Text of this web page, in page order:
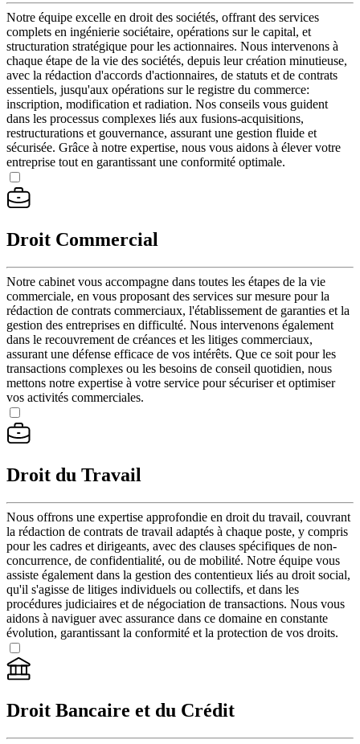
Notre équipe excelle en droit des sociétés, offrant des services
complets en ingénierie sociétaire, opérations sur le capital, et
structuration stratégique pour les actionnaires. Nous intervenons à
chaque étape de la vie des sociétés, depuis leur création minutieuse,
avec la rédaction d'accords d'actionnaires, de statuts et de contrats
essentiels, jusqu'aux opérations sur le registre du commerce:
inscription, modification et radiation. Nos conseils vous guident
dans les processus complexes liés aux fusions-acquisitions,
restructurations et gouvernance, assurant une gestion fluide et
sécurisée. Grâce à notre expertise, nous vous aidons à élever votre
entreprise tout en garantissant une conformité optimale.
Droit Commercial
Notre cabinet vous accompagne dans toutes les étapes de la vie
commerciale, en vous proposant des services sur mesure pour la
rédaction de contrats commerciaux, l'établissement de garanties et la
gestion des entreprises en difficulté. Nous intervenons également
dans le recouvrement de créances et les litiges commerciaux,
assurant une défense efficace de vos intérêts. Que ce soit pour les
transactions complexes ou les besoins de conseil quotidien, nous
mettons notre expertise à votre service pour sécuriser et optimiser
vos activités commerciales.
Droit du Travail
Nous offrons une expertise approfondie en droit du travail, couvrant
la rédaction de contrats de travail adaptés à chaque poste, y compris
pour les cadres et dirigeants, avec des clauses spécifiques de non-
concurrence, de confidentialité, ou de mobilité. Notre équipe vous
assiste également dans la gestion des contentieux liés au droit social,
qu'il s'agisse de litiges individuels ou collectifs, et dans les
procédures judiciaires et de négociation de transactions. Nous vous
aidons à naviguer avec assurance dans ce domaine en constante
évolution, garantissant la conformité et la protection de vos droits.
Droit Bancaire et du Crédit